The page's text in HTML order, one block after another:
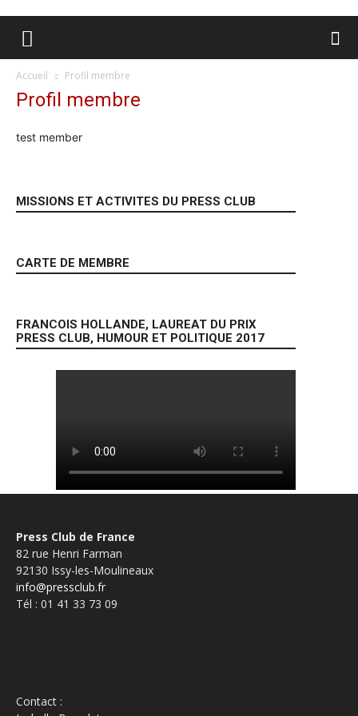
Accueil Profil membre
Profil membre
test member
MISSIONS ET ACTIVITES DU PRESS CLUB
CARTE DE MEMBRE
FRANCOIS HOLLANDE, LAUREAT DU PRIX
PRESS CLUB, HUMOUR ET POLITIQUE 2017
Press Club de France
82 rue Henri Farman
92130 Issy-les-Moulineaux
info@pressclub.fr
Tél : 01 41 33 73 09
Contact :